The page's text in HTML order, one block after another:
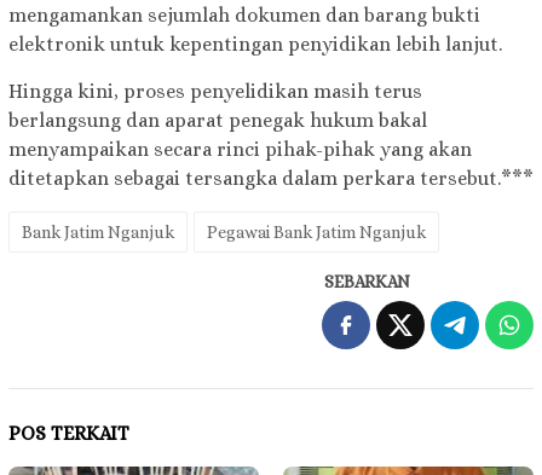
mengamankan sejumlah dokumen dan barang bukti
elektronik untuk kepentingan penyidikan lebih lanjut.
Hingga kini, proses penyelidikan masih terus
berlangsung dan aparat penegak hukum bakal
menyampaikan secara rinci pihak-pihak yang akan
ditetapkan sebagai tersangka dalam perkara tersebut.***
Bank Jatim Nganjuk Pegawai Bank Jatim Nganjuk
SEBARKAN
POS TERKAIT